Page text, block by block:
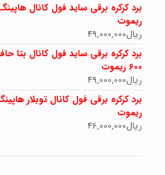
ریموت
ریال49,000,000
برد کرکره برقی ساید فول کانال بتا
600 ریموت
ریال49,000,000
ریموت
ریال46,000,000